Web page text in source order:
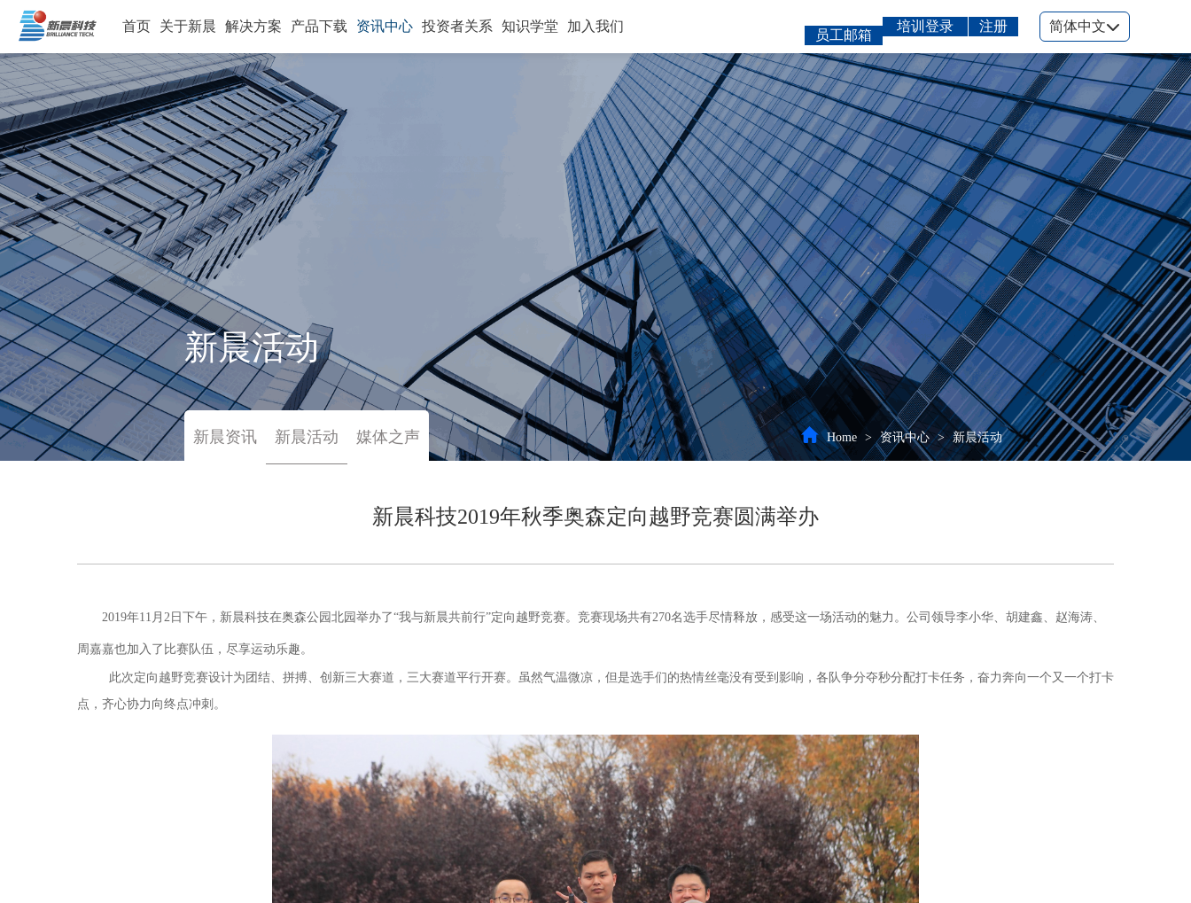
首页 关于新晨 解决方案 产品下载 资讯中心 投资者关系 知识学堂 加入我们
员工邮箱
培训登录 注册 简体中文
新晨活动
新晨资讯 新晨活动 媒体之声 Home > 资讯中心 > 新晨活动
新晨科技2019年秋季奥森定向越野竞赛圆满举办
2019年11月2日下午，新晨科技在奥森公园北园举办了“我与新晨共前行”定向越野竞赛。竞赛现场共有270名选手尽情释放，感受这一场活动的魅力。公司领导李小华、胡建鑫、赵海涛、
周嘉嘉也加入了比赛队伍，尽享运动乐趣。
此次定向越野竞赛设计为团结、拼搏、创新三大赛道，三大赛道平行开赛。虽然气温微凉，但是选手们的热情丝毫没有受到影响，各队争分夺秒分配打卡任务，奋力奔向一个又一个打卡
点，齐心协力向终点冲刺。